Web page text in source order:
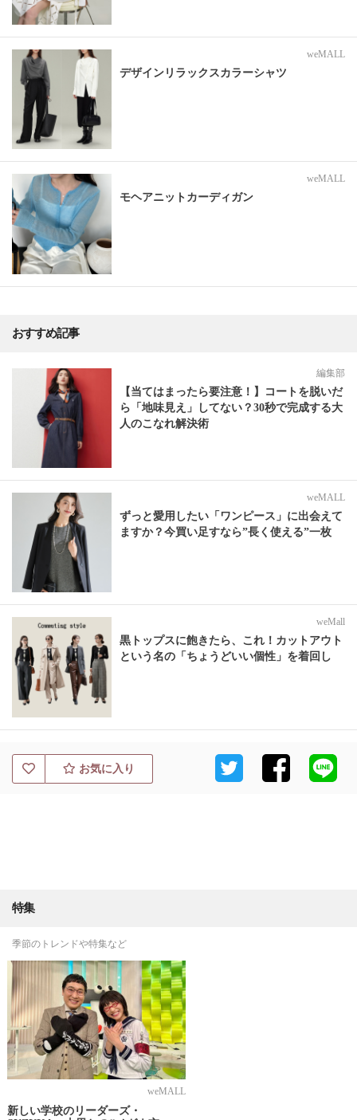
weMALL
デザインリラックスカラーシャツ
weMALL
モヘアニットカーディガン
おすすめ記事
編集部
【当てはまったら要注意！】コートを脱いだ
ら「地味見え」してない？30秒で完成する大
人のこなれ解決術
weMALL
ずっと愛用したい「ワンピース」に出会えて
ますか？今買い足すなら”長く使える”一枚
weMall
黒トップスに飽きたら、これ！カットアウト
という名の「ちょうどいい個性」を着回し
お気に入り
特集
季節のトレンドや特集など
weMALL
新しい学校のリーダーズ・